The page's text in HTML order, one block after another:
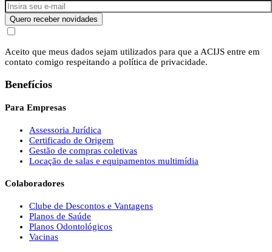
Quero receber novidades
Aceito que meus dados sejam utilizados para que a ACIJS entre em
contato comigo respeitando a política de privacidade.
Benefícios
Para Empresas
Assessoria Jurídica
Certificado de Origem
Gestão de compras coletivas
Locação de salas e equipamentos multimídia
Colaboradores
Clube de Descontos e Vantagens
Planos de Saúde
Planos Odontológicos
Vacinas